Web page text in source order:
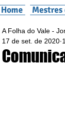
Home Mestres
A Folha do Vale -
17 de set. de 2020